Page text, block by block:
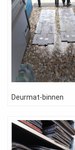
Deurmat-binnen